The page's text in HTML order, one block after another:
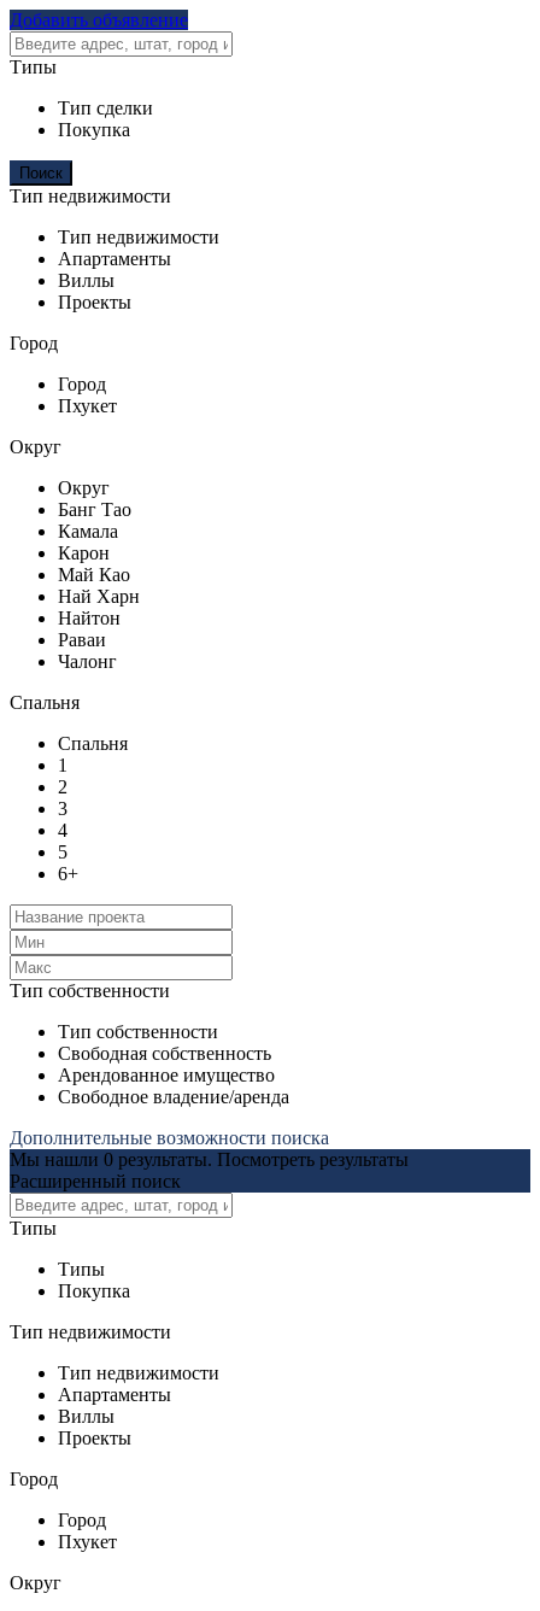
Добавить объявление
Типы
Тип сделки
Покупка
Тип недвижимости
Тип недвижимости
Апартаменты
Виллы
Проекты
Город
Город
Пхукет
Округ
Округ
Банг Тао
Камала
Карон
Май Као
Най Харн
Найтон
Раваи
Чалонг
Спальня
Спальня
1
2
3
4
5
6+
Тип собственности
Тип собственности
Свободная собственность
Арендованное имущество
Свободное владение/аренда
Дополнительные возможности поиска
Мы нашли 0 результаты. Посмотреть результаты
Расширенный поиск
Типы
Типы
Покупка
Тип недвижимости
Тип недвижимости
Апартаменты
Виллы
Проекты
Город
Город
Пхукет
Округ